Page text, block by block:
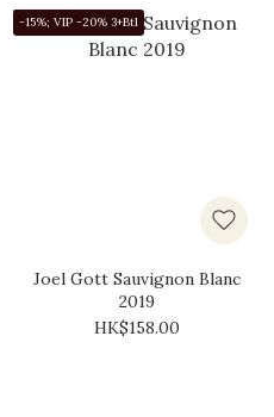
-15%; VIP -20% 3+Btl
Joel Gott Sauvignon Blanc
2019
HK$158.00